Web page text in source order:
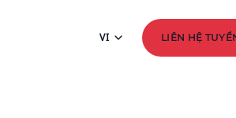
VI LIÊN HỆ